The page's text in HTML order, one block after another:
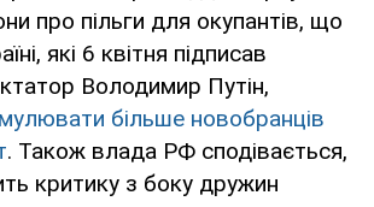
про пільги для окупантів, що
які 6 квітня підписав
Володимир Путін,
більше новобранців
. Також влада РФ сподівається,
критику з боку дружин